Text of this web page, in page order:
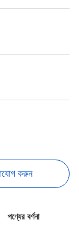
করুন
পণ্যের বর্ণনা